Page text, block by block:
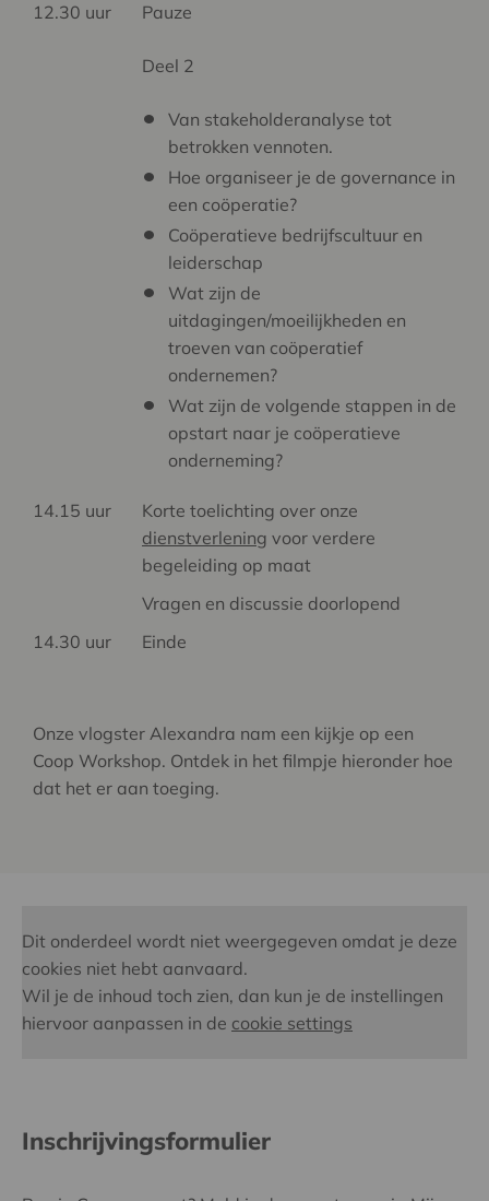
12.30 uur Pauze
Deel 2
Van stakeholderanalyse tot
betrokken vennoten.
Hoe organiseer je de governance in
een coöperatie?
Coöperatieve bedrijfscultuur en
leiderschap
Wat zijn de
uitdagingen/moeilijkheden en
troeven van coöperatief
ondernemen?
Wat zijn de volgende stappen in de
opstart naar je coöperatieve
onderneming?
14.15 uur
Korte toelichting over onze
dienstverlening voor verdere
begeleiding op maat
Vragen en discussie doorlopend
14.30 uur
Einde
Onze vlogster Alexandra nam een kijkje op een
Coop Workshop. Ontdek in het filmpje hieronder hoe
dat het er aan toeging.
Dit onderdeel wordt niet weergegeven omdat je deze
cookies niet hebt aanvaard.
Wil je de inhoud toch zien, dan kun je de instellingen
hiervoor aanpassen in de cookie settings
Inschrijvingsformulier